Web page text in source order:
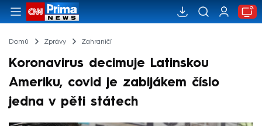
Domů Zprávy Zahraničí
Koronavirus decimuje Latinskou
Ameriku, covid je zabijákem číslo
jedna v pěti státech